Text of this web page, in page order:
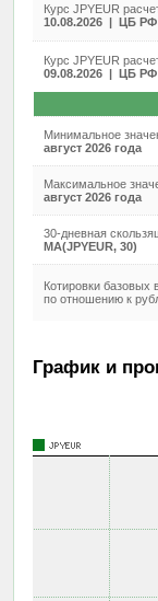
Курс JPYEUR
10.08.2026 | ЦБ РФ
Курс JPYEUR
09.08.2026 | ЦБ РФ
Минимальное
август 2026 года
Максимальное
август 2026 года
30-дневная
MA(JPYEUR, 30)
Котировки базовых
по отношению к
График и